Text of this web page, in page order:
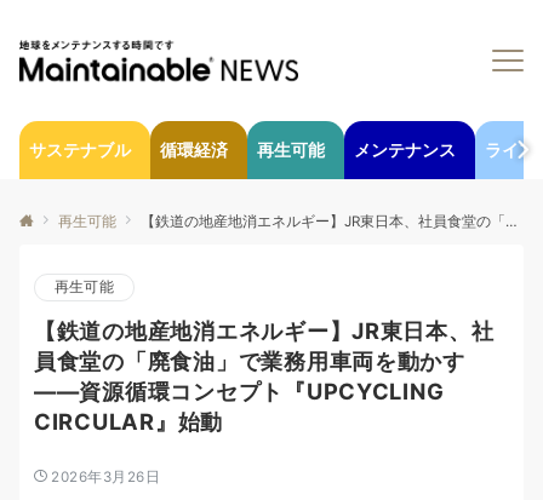
サステナブル 循環経済 再生可能 メンテナンス ライフ
再生可能 【鉄道の地産地消エネルギー】JR東日本、社員食堂の「廃食油」で業務用車両を動かす——資源循環コンセプト『UPCYCLING CIRCULAR』始動
再生可能
【鉄道の地産地消エネルギー】JR東日本、社
員食堂の「廃食油」で業務用車両を動かす
——資源循環コンセプト『UPCYCLING
CIRCULAR』始動
2026年3月26日